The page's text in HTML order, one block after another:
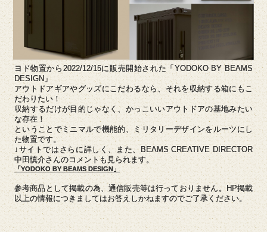
ヨド物置から2022/12/15に販売開始された「YODOKO BY BEAMS
DESIGN」
アウトドアギアやグッズにこだわるなら、それを収納する箱にもこ
だわりたい！
収納するだけが目的じゃなく、かっこいいアウトドアの基地みたい
な存在！
ということでミニマルで機能的、ミリタリーデザインをルーツにし
た物置です。
↓サイトではさらに詳しく、また、BEAMS CREATIVE DIRECTOR
中田慎介さんのコメントも見られます。
「YODOKO BY BEAMS DESIGN」
参考商品として掲載の為、通信販売等は行っておりません。HP掲載
以上の情報につきましてはお答えしかねますのでご了承ください。